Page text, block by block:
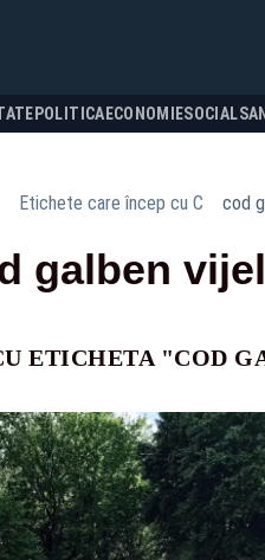
POLITICA ECONOMIESOCIAL
Etichete care încep cu C cod
galben
ETICHETA "COD